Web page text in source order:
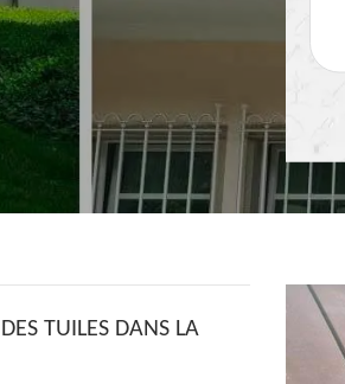
TUILES DANS LA